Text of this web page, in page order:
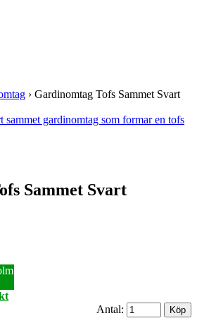
› Gardinomtag Tofs Sammet Svart
Sammet Svart
Antal: